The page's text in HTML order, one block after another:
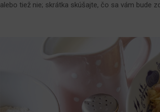
alebo tiež nie; skrátka skúšajte, čo sa vám bude